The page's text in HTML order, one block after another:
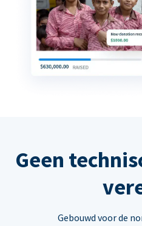
Geen
Gebouwd voor de